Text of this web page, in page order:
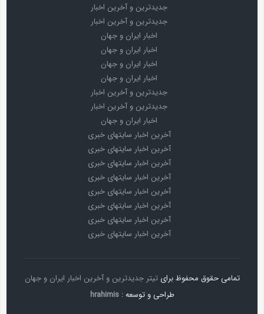
جدیدترین و آخرین اخبار
جدیدترین و آخرین اخبار
اخبار ایران و جهان
اخبار ایران و جهان
اخبار ایران و جهان
اخبار ایران و جهان
جدیدترین و آخرین اخبار
جدیدترین و آخرین اخبار
اخبار ایران و جهان
آخرین اخبار سایتهای خبری
آخرین اخبار سایتهای خبری
آخرین اخبار سایتهای خبری
آخرین اخبار سایتهای خبری
آخرین اخبار سایتهای خبری
آخرین اخبار سایتهای خبری
آخرین اخبار سایتهای خبری
آخرین اخبار سایتهای خبری
تمامی حقوق محفوظ برای تیتر جدیدترین و آخرین اخبار ایران و جهان
طراحی و توسعه : hrahimis